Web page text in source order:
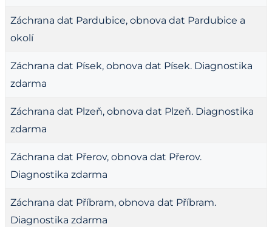
Záchrana dat Pardubice, obnova dat Pardubice a
okolí
Záchrana dat Písek, obnova dat Písek. Diagnostika
zdarma
Záchrana dat Plzeň, obnova dat Plzeň. Diagnostika
zdarma
Záchrana dat Přerov, obnova dat Přerov.
Diagnostika zdarma
Záchrana dat Příbram, obnova dat Příbram.
Diagnostika zdarma